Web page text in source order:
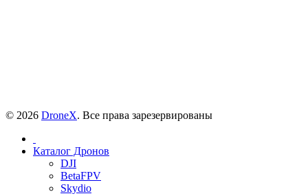
© 2026 DroneX. Все права зарезервированы
Каталог Дронов
DJI
BetaFPV
Skydio